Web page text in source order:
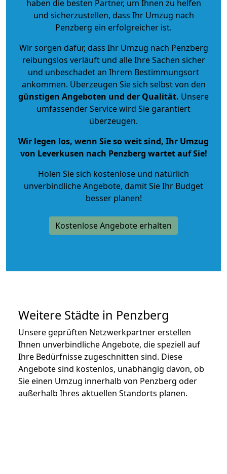
haben die besten Partner, um Ihnen zu helfen
und sicherzustellen, dass Ihr Umzug nach
Penzberg ein erfolgreicher ist.
Wir sorgen dafür, dass Ihr Umzug nach Penzberg
reibungslos verläuft und alle Ihre Sachen sicher
und unbeschadet an Ihrem Bestimmungsort
ankommen. Überzeugen Sie sich selbst von den
günstigen Angeboten und der Qualität. Unsere
umfassender Service wird Sie garantiert
überzeugen.
Wir legen los, wenn Sie so weit sind, Ihr Umzug
von Leverkusen nach Penzberg wartet auf Sie!
Holen Sie sich kostenlose und natürlich
unverbindliche Angebote, damit Sie Ihr Budget
besser planen!
Kostenlose Angebote erhalten
Weitere Städte in Penzberg
Unsere geprüften Netzwerkpartner erstellen
Ihnen unverbindliche Angebote, die speziell auf
Ihre Bedürfnisse zugeschnitten sind. Diese
Angebote sind kostenlos, unabhängig davon, ob
Sie einen Umzug innerhalb von Penzberg oder
außerhalb Ihres aktuellen Standorts planen.